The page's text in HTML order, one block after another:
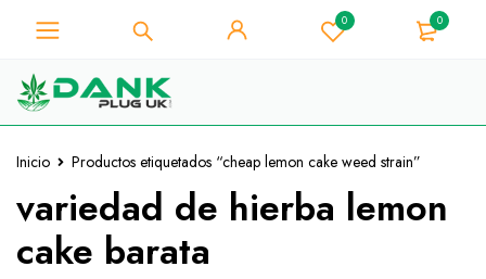
0 0
Inicio Productos etiquetados “cheap lemon cake weed strain”
variedad de hierba lemon
cake barata
Para los amantes de la hierba -
Obtenga un descuento
compra - Código de cupón
"WELCOME10"